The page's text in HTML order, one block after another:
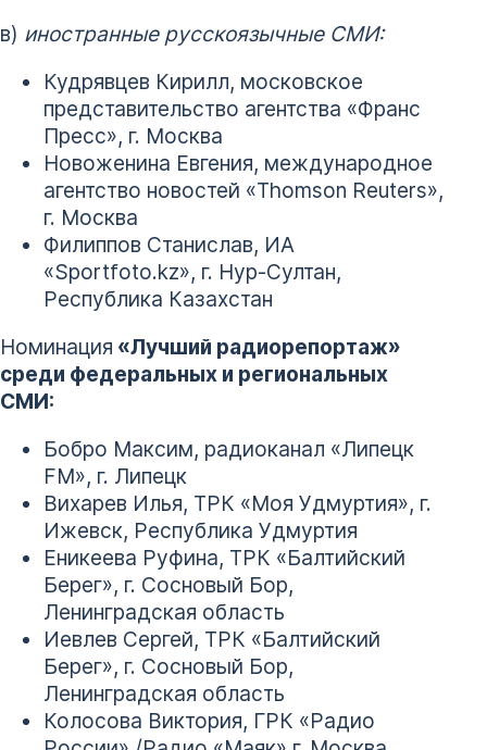
в) иностранные русскоязычные СМИ:
Кудрявцев Кирилл, московское
представительство агентства «Франс
Пресс», г. Москва
Новоженина Евгения, международное
агентство новостей «Thomson Reuters»,
г. Москва
Филиппов Станислав, ИА
«Sportfoto.kz», г. Нур-Султан,
Республика Казахстан
Номинация «Лучший радиорепортаж»
среди федеральных и региональных
СМИ:
Бобро Максим, радиоканал «Липецк
FM», г. Липецк
Вихарев Илья, ТРК «Моя Удмуртия», г.
Ижевск, Республика Удмуртия
Еникеева Руфина, ТРК «Балтийский
Берег», г. Сосновый Бор,
Ленинградская область
Иевлев Сергей, ТРК «Балтийский
Берег», г. Сосновый Бор,
Ленинградская область
Колосова Виктория, ГРК «Радио